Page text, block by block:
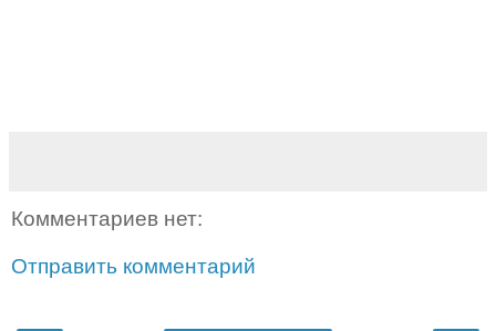
Комментариев нет:
Отправить комментарий